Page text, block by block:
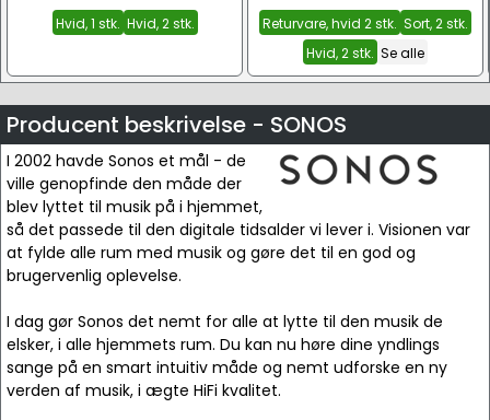
Hvid, 1 stk. Hvid, 2 stk. Returvare, hvid 2 stk. Sort, 2 stk.
Hvid, 2 stk. Se alle
Producent beskrivelse - SONOS
I 2002 havde Sonos et mål - de
ville genopfinde den måde der
blev lyttet til musik på i hjemmet,
så det passede til den digitale tidsalder vi lever i. Visionen var
at fylde alle rum med musik og gøre det til en god og
brugervenlig oplevelse.
I dag gør Sonos det nemt for alle at lytte til den musik de
elsker, i alle hjemmets rum. Du kan nu høre dine yndlings
sange på en smart intuitiv måde og nemt udforske en ny
verden af musik, i ægte HiFi kvalitet.